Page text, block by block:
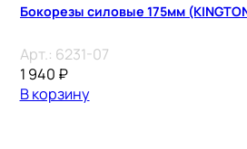
Бокорезы силовые 175мм
Арт.: 6231-07
1 940 ₽
В корзину